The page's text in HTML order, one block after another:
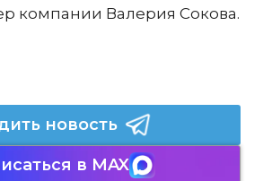
компании Валерия Сокова.
новость
в MAX